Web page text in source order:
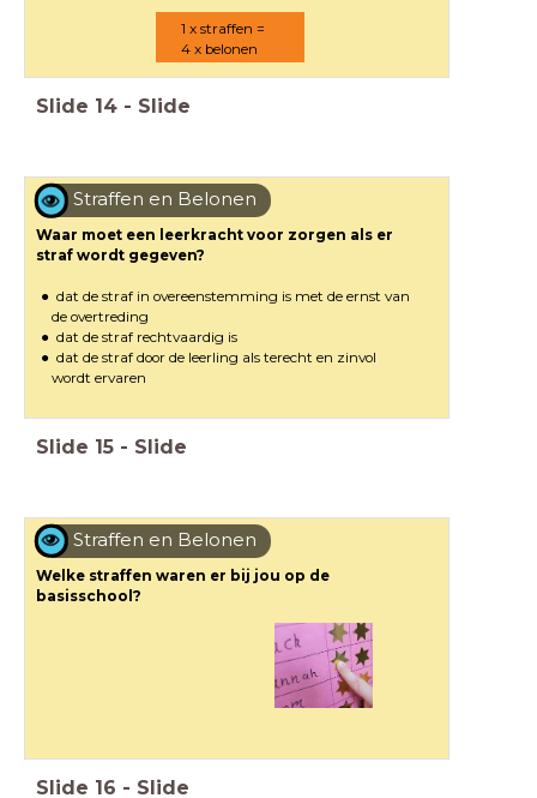
1 x straffen =
4 x belonen
Slide 14 - Slide
Straffen en Belonen
Waar moet een leerkracht voor zorgen als er
straf wordt gegeven?
dat de straf in overeenstemming is met de ernst van
de overtreding
dat de straf rechtvaardig is
dat de straf door de leerling als terecht en zinvol
wordt ervaren
Slide 15 - Slide
Straffen en Belonen
Welke straffen waren er bij jou op de
basisschool?
Slide 16 - Slide